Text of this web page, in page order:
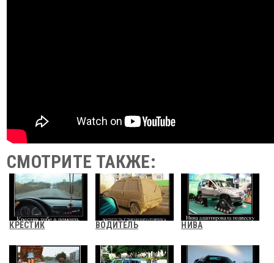
СМОТРИТЕ ТАКЖЕ:
КРЕСТИК ВОДИТЕЛЬ НИВА